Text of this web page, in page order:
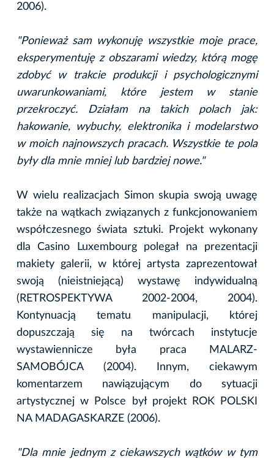
2006).
"Ponieważ sam wykonuję wszystkie moje prace,
eksperymentuję z obszarami wiedzy, którą mogę
zdobyć w trakcie produkcji i psychologicznymi
uwarunkowaniami, które jestem w stanie
przekroczyć. Działam na takich polach jak:
hakowanie, wybuchy, elektronika i modelarstwo
w moich najnowszych pracach. Wszystkie te pola
były dla mnie mniej lub bardziej nowe."
W wielu realizacjach Simon skupia swoją uwagę
także na wątkach związanych z funkcjonowaniem
współczesnego świata sztuki. Projekt wykonany
dla Casino Luxembourg polegał na prezentacji
makiety galerii, w której artysta zaprezentował
swoją (nieistniejącą) wystawę indywidualną
(RETROSPEKTYWA 2002-2004, 2004).
Kontynuacją tematu manipulacji, której
dopuszczają się na twórcach instytucje
wystawiennicze była praca MALARZ-
SAMOBÓJCA (2004). Innym, ciekawym
komentarzem nawiązującym do sytuacji
artystycznej w Polsce był projekt ROK POLSKI
NA MADAGASKARZE (2006).
"Dla mnie jednym z ciekawszych wątków w tym